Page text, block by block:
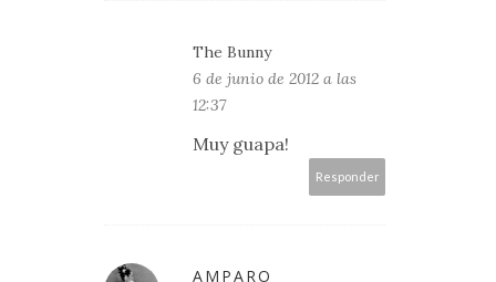
The Bunny
6 de junio de 2012 a las
12:37
Muy guapa!
Responder
AMPARO